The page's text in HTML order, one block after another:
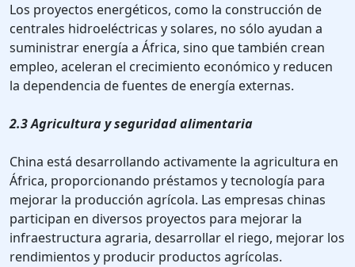
Los proyectos energéticos, como la construcción de
centrales hidroeléctricas y solares, no sólo ayudan a
suministrar energía a África, sino que también crean
empleo, aceleran el crecimiento económico y reducen
la dependencia de fuentes de energía externas.
2.3 Agricultura y seguridad alimentaria
China está desarrollando activamente la agricultura en
África, proporcionando préstamos y tecnología para
mejorar la producción agrícola. Las empresas chinas
participan en diversos proyectos para mejorar la
infraestructura agraria, desarrollar el riego, mejorar los
rendimientos y producir productos agrícolas.